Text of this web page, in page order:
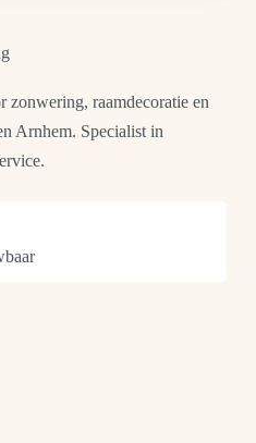
zonwering, raamdecoratie en
Arnhem. Specialist in